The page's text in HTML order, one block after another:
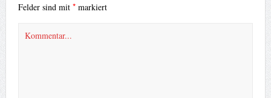
Felder sind mit *markiert